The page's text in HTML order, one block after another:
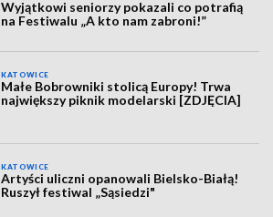
Wyjątkowi seniorzy pokazali co potrafią
na Festiwalu „A kto nam zabroni!”
KATOWICE
Małe Bobrowniki stolicą Europy! Trwa
największy piknik modelarski [ZDJĘCIA]
KATOWICE
Artyści uliczni opanowali Bielsko-Białą!
Ruszył festiwal „Sąsiedzi"